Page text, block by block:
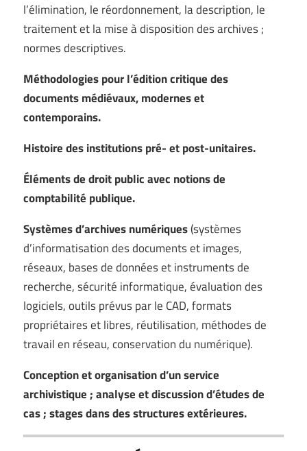
l’élimination, le réordonnement, la description, le
traitement et la mise à disposition des archives ;
normes descriptives.
Méthodologies pour l’édition critique des
documents médiévaux, modernes et
contemporains.
Histoire des institutions pré- et post-unitaires.
Éléments de droit public avec notions de
comptabilité publique.
Systèmes d’archives numériques(systèmes
d’informatisation des documents et images,
réseaux, bases de données et instruments de
recherche, sécurité informatique, évaluation des
logiciels, outils prévus par le CAD, formats
propriétaires et libres, réutilisation, méthodes de
travail en réseau, conservation du numérique).
Conception et organisation d’un service
archivistique ; analyse et discussion d’études de
cas ; stages dans des structures extérieures.